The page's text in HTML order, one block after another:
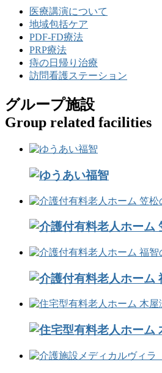
医療講演について
地域包括ケア
PDF-FD療法
PRP療法
痔の日帰り治療
訪問看護ステーション
グループ施設
Group related facilities